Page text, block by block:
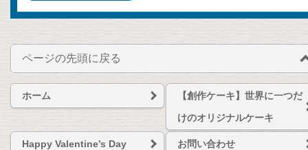
ページの先頭に戻る
ホーム
【創作ケーキ】世界に一つだ
けのオリジナルケーキ
Happy Valentine’s Day お問い合わせ